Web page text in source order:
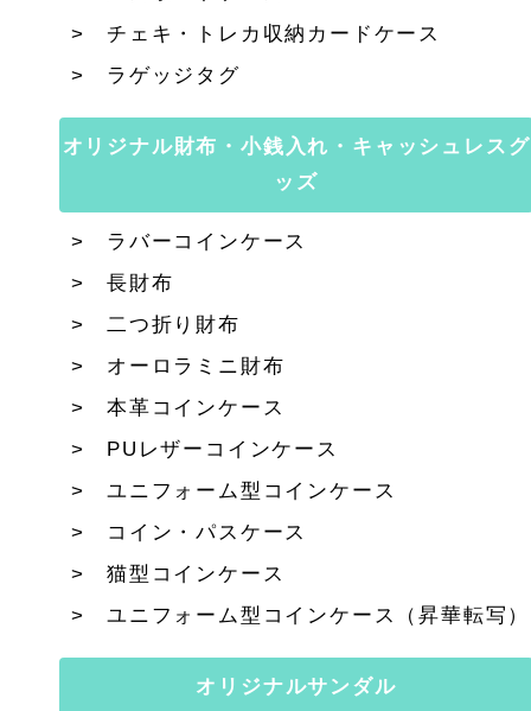
チェキ・トレカ収納カードケース
ラゲッジタグ
オリジナル財布・小銭入れ・キャッシュレスグ
ッズ
ラバーコインケース
長財布
二つ折り財布
オーロラミニ財布
本革コインケース
PUレザーコインケース
ユニフォーム型コインケース
コイン・パスケース
猫型コインケース
ユニフォーム型コインケース（昇華転写）
オリジナルサンダル